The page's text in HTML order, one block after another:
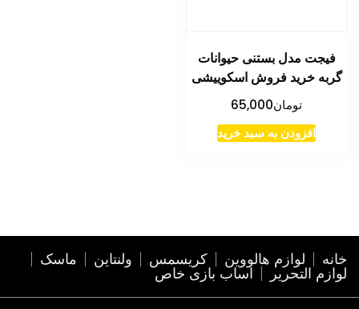
فیجت مدل بستنی حیوانات
گربه خرید فروش اسکوییشی
تومان65,000
افزودن به سبد خرید
خانه لوازم هالووین کریسمس ولنتاین ماسک
لوازم التحریر اساب بازی خاص